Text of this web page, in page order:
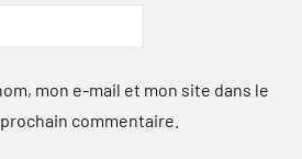
mon e-mail et mon site dans le
commentaire.